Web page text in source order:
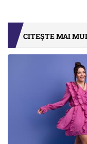
CITEȘTE MAI